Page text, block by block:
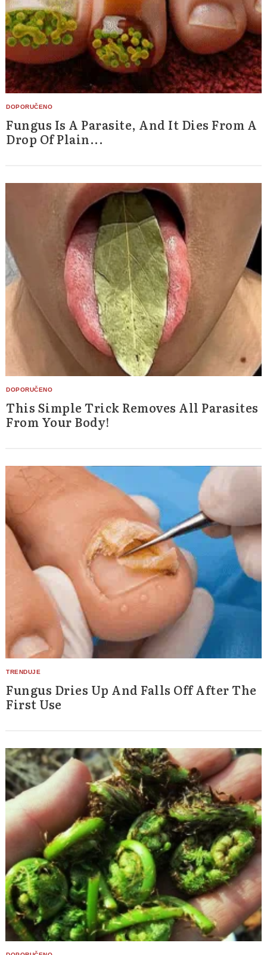
Fungus Is A Parasite, And It Dies From A
Drop Of Plain...
This Simple Trick Removes All Parasites
From Your Body!
Fungus Dries Up And Falls Off After The
First Use
Search
for: